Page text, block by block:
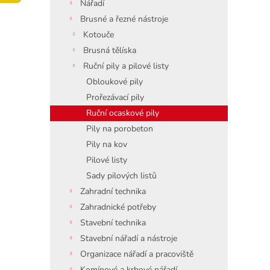
Nářadí
Brusné a řezné nástroje
Kotouče
Brusná tělíska
Ruční pily a pilové listy
Obloukové pily
Prořezávací pily
Ruční ocaskové pily
Pily na porobeton
Pily na kov
Pilové listy
Sady pilových listů
Zahradní technika
Zahradnické potřeby
Stavební technika
Stavební nářadí a nástroje
Organizace nářadí a pracoviště